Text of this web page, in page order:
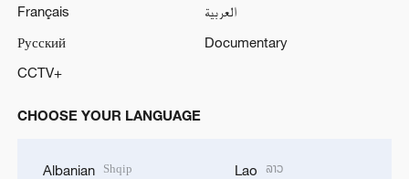
Français
العربية
Русский
Documentary
CCTV+
CHOOSE YOUR LANGUAGE
Albanian Shqip Lao ລາວ